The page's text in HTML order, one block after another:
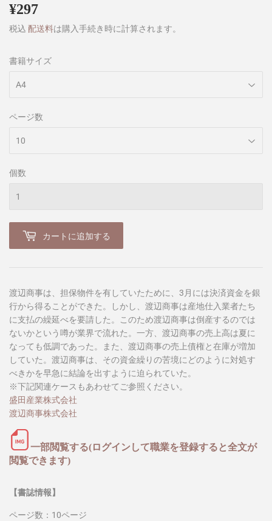
¥297
税込 配送料は購入手続き時に計算されます。
書籍サイズ
ページ数
個数
カートに追加する
渡辺商事は、担保物件を有していたために、3月には決済資金を銀
行から得ることができた。しかし、渡辺商事は産地仕入業者たち
に支払の繰延べを要請した。このため渡辺商事は倒産するのでは
ないかという噂が業界で流れた。一方、渡辺商事の売上高は夏に
なっても低調であった。また、渡辺商事の売上債権と在庫が増加
していた。渡辺商事は、その資金繰りの苦境にどのように対処す
べきかを早急に結論を出すように迫られていた。
※下記関連ケースもあわせてご参照ください。
盛田産業株式会社
渡辺商事株式会社
一部閲覧する(ログインして職業を登録すると全文が
閲覧できます)
【書誌情報】
ページ数：10ページ